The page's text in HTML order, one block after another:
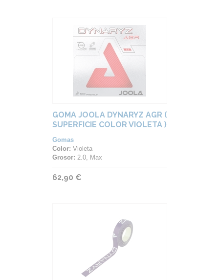
GOMA JOOLA DYNARYZ AGR (
SUPERFICIE COLOR VIOLETA )
Gomas
Color: Violeta
Grosor: 2.0, Max
62,90 €